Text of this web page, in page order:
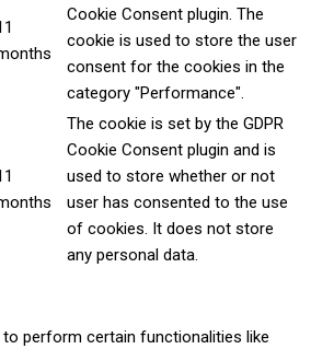
Cookie Consent plugin. The
cookie is used to store the user
consent for the cookies in the
category "Performance".
The cookie is set by the GDPR
Cookie Consent plugin and is
used to store whether or not
user has consented to the use
of cookies. It does not store
any personal data.
perform certain functionalities like